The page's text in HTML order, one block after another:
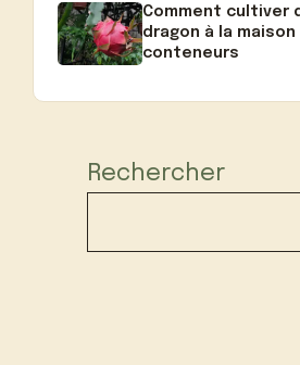
Comment cultiver
dragon à la
conteneurs
Rechercher